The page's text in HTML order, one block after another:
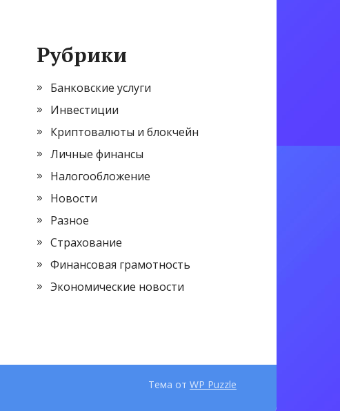
Рубрики
Банковские услуги
Инвестиции
Криптовалюты и блокчейн
Личные финансы
Налогообложение
Новости
Разное
Страхование
Финансовая грамотность
Экономические новости
Тема от WP Puzzle